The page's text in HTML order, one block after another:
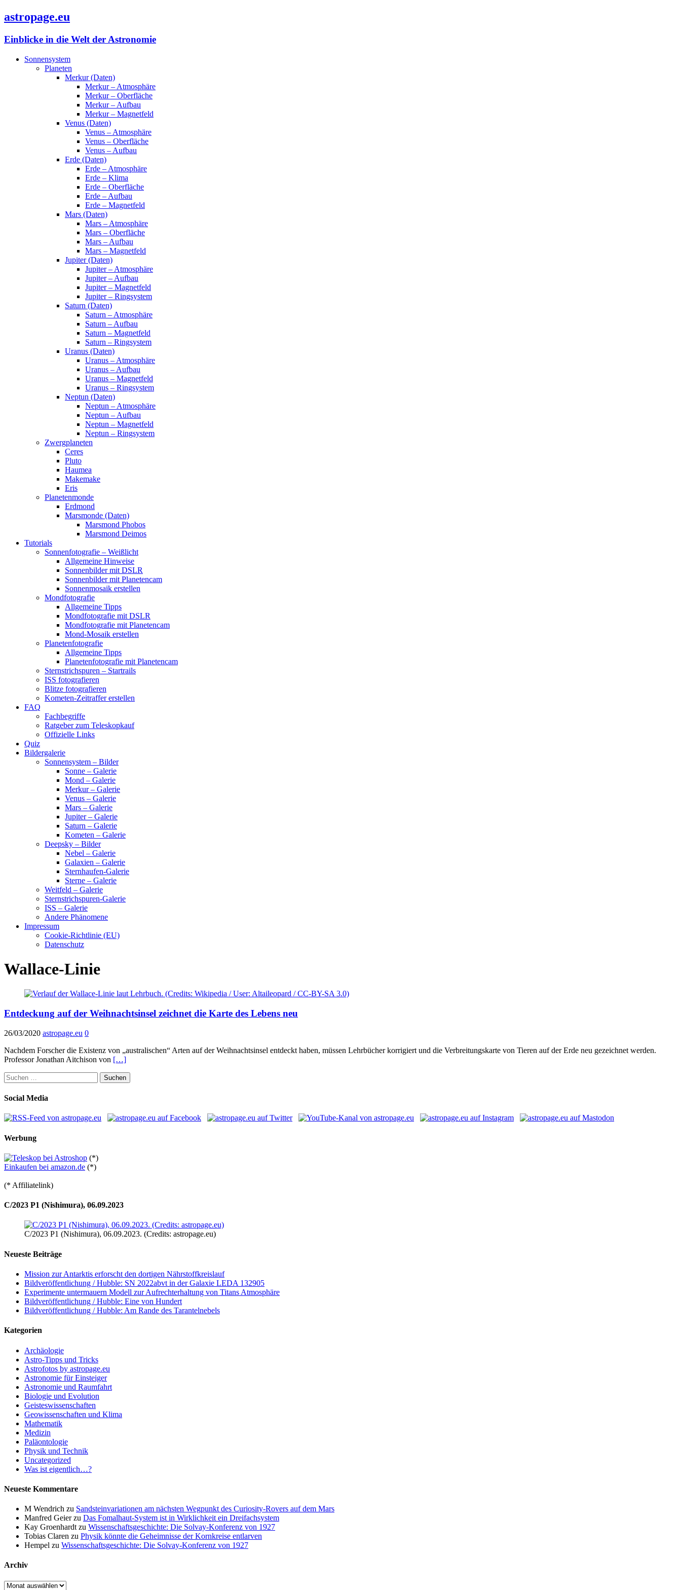
astropage.eu
Einblicke in die Welt der Astronomie
Sonnensystem
Planeten
Merkur (Daten)
Merkur – Atmosphäre
Merkur – Oberfläche
Merkur – Aufbau
Merkur – Magnetfeld
Venus (Daten)
Venus – Atmosphäre
Venus – Oberfläche
Venus – Aufbau
Erde (Daten)
Erde – Atmosphäre
Erde – Klima
Erde – Oberfläche
Erde – Aufbau
Erde – Magnetfeld
Mars (Daten)
Mars – Atmosphäre
Mars – Oberfläche
Mars – Aufbau
Mars – Magnetfeld
Jupiter (Daten)
Jupiter – Atmosphäre
Jupiter – Aufbau
Jupiter – Magnetfeld
Jupiter – Ringsystem
Saturn (Daten)
Saturn – Atmosphäre
Saturn – Aufbau
Saturn – Magnetfeld
Saturn – Ringsystem
Uranus (Daten)
Uranus – Atmosphäre
Uranus – Aufbau
Uranus – Magnetfeld
Uranus – Ringsystem
Neptun (Daten)
Neptun – Atmosphäre
Neptun – Aufbau
Neptun – Magnetfeld
Neptun – Ringsystem
Zwergplaneten
Ceres
Pluto
Haumea
Makemake
Eris
Planetenmonde
Erdmond
Marsmonde (Daten)
Marsmond Phobos
Marsmond Deimos
Tutorials
Sonnenfotografie – Weißlicht
Allgemeine Hinweise
Sonnenbilder mit DSLR
Sonnenbilder mit Planetencam
Sonnenmosaik erstellen
Mondfotografie
Allgemeine Tipps
Mondfotografie mit DSLR
Mondfotografie mit Planetencam
Mond-Mosaik erstellen
Planetenfotografie
Allgemeine Tipps
Planetenfotografie mit Planetencam
Sternstrichspuren – Startrails
ISS fotografieren
Blitze fotografieren
Kometen-Zeitraffer erstellen
FAQ
Fachbegriffe
Ratgeber zum Teleskopkauf
Offizielle Links
Quiz
Bildergalerie
Sonnensystem – Bilder
Sonne – Galerie
Mond – Galerie
Merkur – Galerie
Venus – Galerie
Mars – Galerie
Jupiter – Galerie
Saturn – Galerie
Kometen – Galerie
Deepsky – Bilder
Nebel – Galerie
Galaxien – Galerie
Sternhaufen-Galerie
Sterne – Galerie
Weitfeld – Galerie
Sternstrichspuren-Galerie
ISS – Galerie
Andere Phänomene
Impressum
Cookie-Richtlinie (EU)
Datenschutz
Wallace-Linie
Entdeckung auf der Weihnachtsinsel zeichnet die Karte des Lebens neu
26/03/2020 astropage.eu 0
Nachdem Forscher die Existenz von „australischen“ Arten auf der Weihnachtsinsel entdeckt haben, müssen Lehrbücher korrigiert und die Verbreitungskarte von Tieren auf der Erde neu gezeichnet werden.
Professor Jonathan Aitchison von […]
Suchen
nach:
Social Media
Werbung
(*)
Einkaufen bei amazon.de (*)
(* Affiliatelink)
C/2023 P1 (Nishimura), 06.09.2023
C/2023 P1 (Nishimura), 06.09.2023. (Credits: astropage.eu)
Neueste Beiträge
Mission zur Antarktis erforscht den dortigen Nährstoffkreislauf
Bildveröffentlichung / Hubble: SN 2022abvt in der Galaxie LEDA 132905
Experimente untermauern Modell zur Aufrechterhaltung von Titans Atmosphäre
Bildveröffentlichung / Hubble: Eine von Hundert
Bildveröffentlichung / Hubble: Am Rande des Tarantelnebels
Kategorien
Archäologie
Astro-Tipps und Tricks
Astrofotos by astropage.eu
Astronomie für Einsteiger
Astronomie und Raumfahrt
Biologie und Evolution
Geisteswissenschaften
Geowissenschaften und Klima
Mathematik
Medizin
Paläontologie
Physik und Technik
Uncategorized
Was ist eigentlich…?
Neueste Kommentare
M Wendrich zu Sandsteinvariationen am nächsten Wegpunkt des Curiosity-Rovers auf dem Mars
Manfred Geierzu Das Fomalhaut-System ist in Wirklichkeit ein Dreifachsystem
Kay Groenhardt zu Wissenschaftsgeschichte: Die Solvay-Konferenz von 1927
Tobias Claren zu Physik könnte die Geheimnisse der Kornkreise entlarven
Hempel zu Wissenschaftsgeschichte: Die Solvay-Konferenz von 1927
Archiv
Archiv